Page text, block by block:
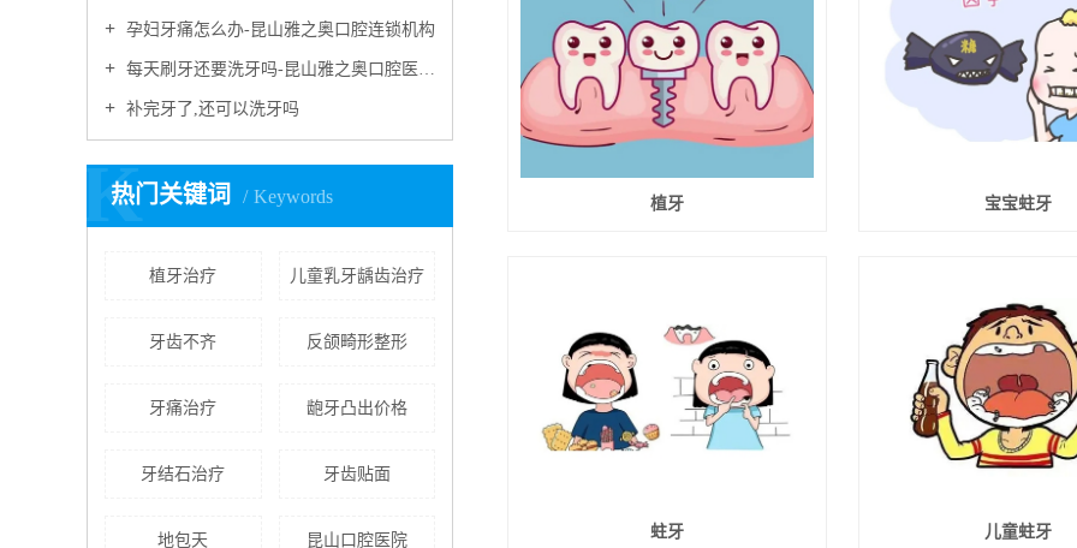
孕妇牙痛怎么办-昆山雅之奥口腔连锁机构
每天刷牙还要洗牙吗-昆山雅之奥口腔医疗连锁机构
补完牙了,还可以洗牙吗
热门关键词 Keywords
K
植牙治疗 儿童乳牙龋齿治疗
牙齿不齐 反颌畸形整形
牙痛治疗 龅牙凸出价格
牙结石治疗 牙齿贴面
地包天 昆山口腔医院
植牙 宝宝蛀牙
蛀牙 儿童蛀牙